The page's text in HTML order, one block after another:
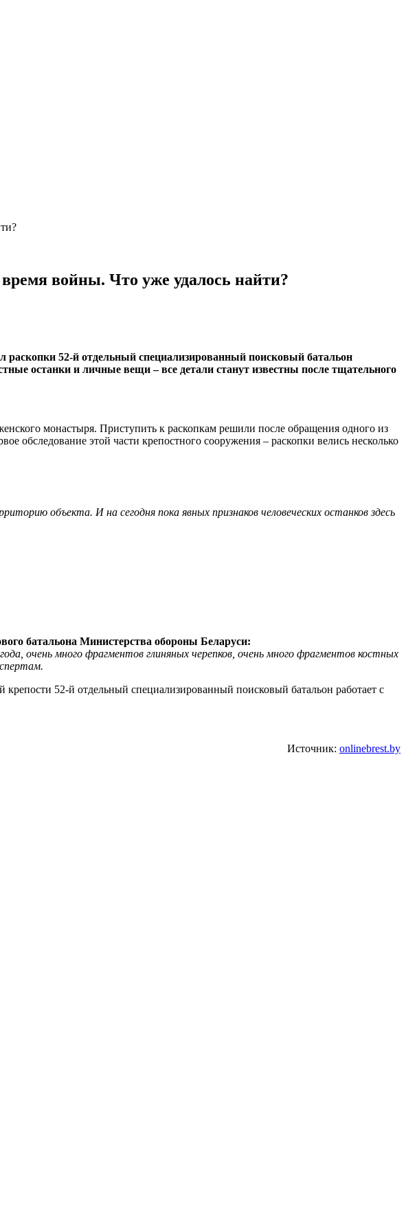
войны. Что уже удалось найти?
раскопки 52-й отдельный специализированный поисковый батальон
останки и личные вещи – все детали станут известны после тщательного
монастыря. Приступить к раскопкам решили после обращения одного из
обследование этой части крепостного сооружения – раскопки велись несколько
объекта. И на сегодня пока явных признаков человеческих останков здесь
батальона Министерства обороны Беларуси:
очень много фрагментов глиняных черепков, очень много фрагментов костных
52-й отдельный специализированный поисковый батальон работает с
Источник: onlinebrest.by